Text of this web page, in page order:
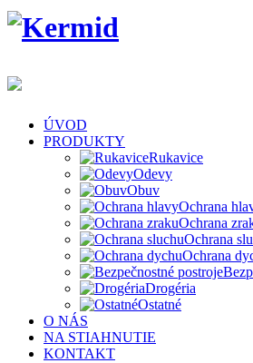
ÚVOD
PRODUKTY
Rukavice
Odevy
Obuv
Ochrana
Ochrana
Ochrana
Ochrana
Drogéria
Ostatné
O NÁS
NA STIAHNUTIE
KONTAKT